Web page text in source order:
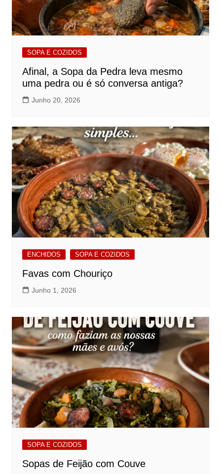
SOPA E COZIDOS
Afinal, a Sopa da Pedra leva mesmo
uma pedra ou é só conversa antiga?
Junho 20, 2026
ENCHIDOS SOPA E COZIDOS
Favas com Chouriço
Junho 1, 2026
SOPA E COZIDOS
Sopas de Feijão com Couve